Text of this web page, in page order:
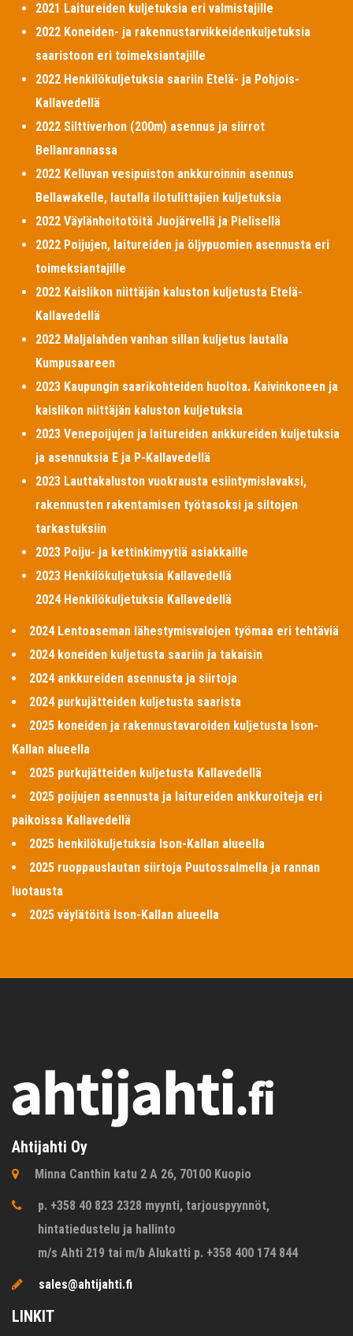
2021 Laitureiden kuljetuksia eri valmistajille
2022 Koneiden- ja rakennustarvikkeidenkuljetuksia
saaristoon eri toimeksiantajille
2022 Henkilökuljetuksia saariin Etelä- ja Pohjois-
Kallavedellä
2022 Silttiverhon (200m) asennus ja siirrot
Bellanrannassa
2022 Kelluvan vesipuiston ankkuroinnin asennus
Bellawakelle, lautalla ilotulittajien kuljetuksia
2022 Väylänhoitotöitä Juojärvellä ja Pielisellä
2022 Poijujen, laitureiden ja öljypuomien asennusta eri
toimeksiantajille
2022 Kaislikon niittäjän kaluston kuljetusta Etelä-
Kallavedellä
2022 Maljalahden vanhan sillan kuljetus lautalla
Kumpusaareen
2023 Kaupungin saarikohteiden huoltoa. Kaivinkoneen ja
kaislikon niittäjän kaluston kuljetuksia
2023 Venepoijujen ja laitureiden ankkureiden kuljetuksia
ja asennuksia E ja P-Kallavedellä
2023 Lauttakaluston vuokrausta esiintymislavaksi,
rakennusten rakentamisen työtasoksi ja siltojen
tarkastuksiin
2023 Poiju- ja kettinkimyytiä asiakkaille
2023 Henkilökuljetuksia Kallavedellä
2024 Henkilökuljetuksia Kallavedellä
2024 Lentoaseman lähestymisvalojen työmaa eri tehtäviä
2024 koneiden kuljetusta saariin ja takaisin
2024 ankkureiden asennusta ja siirtoja
2024 purkujätteiden kuljetusta saarista
2025 koneiden ja rakennustavaroiden kuljetusta Ison-
Kallan alueella
2025 purkujätteiden kuljetusta Kallavedellä
2025 poijujen asennusta ja laitureiden ankkuroiteja eri
paikoissa Kallavedellä
2025 henkilökuljetuksia Ison-Kallan alueella
2025 ruoppauslautan siirtoja Puutossalmella ja rannan
luotausta
2025 väylätöitä Ison-Kallan alueella
Ahtijahti Oy
Minna Canthin katu 2 A 26, 70100 Kuopio
p. +358 40 823 2328 myynti, tarjouspyynnöt,
hintatiedustelu ja hallinto
m/s Ahti 219 tai m/b Alukatti p. +358 400 174 844
sales@ahtijahti.fi
LINKIT